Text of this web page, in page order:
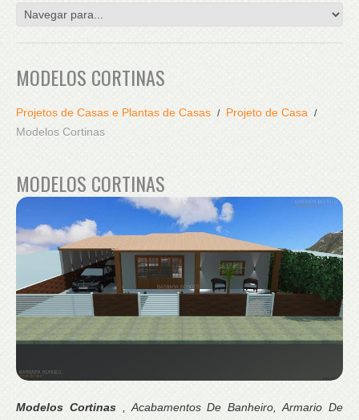
MODELOS CORTINAS
Projetos de Casas e Plantas de Casas
Projeto de Casa
Modelos Cortinas
MODELOS CORTINAS
Modelos Cortinas , Acabamentos De Banheiro, Armario De